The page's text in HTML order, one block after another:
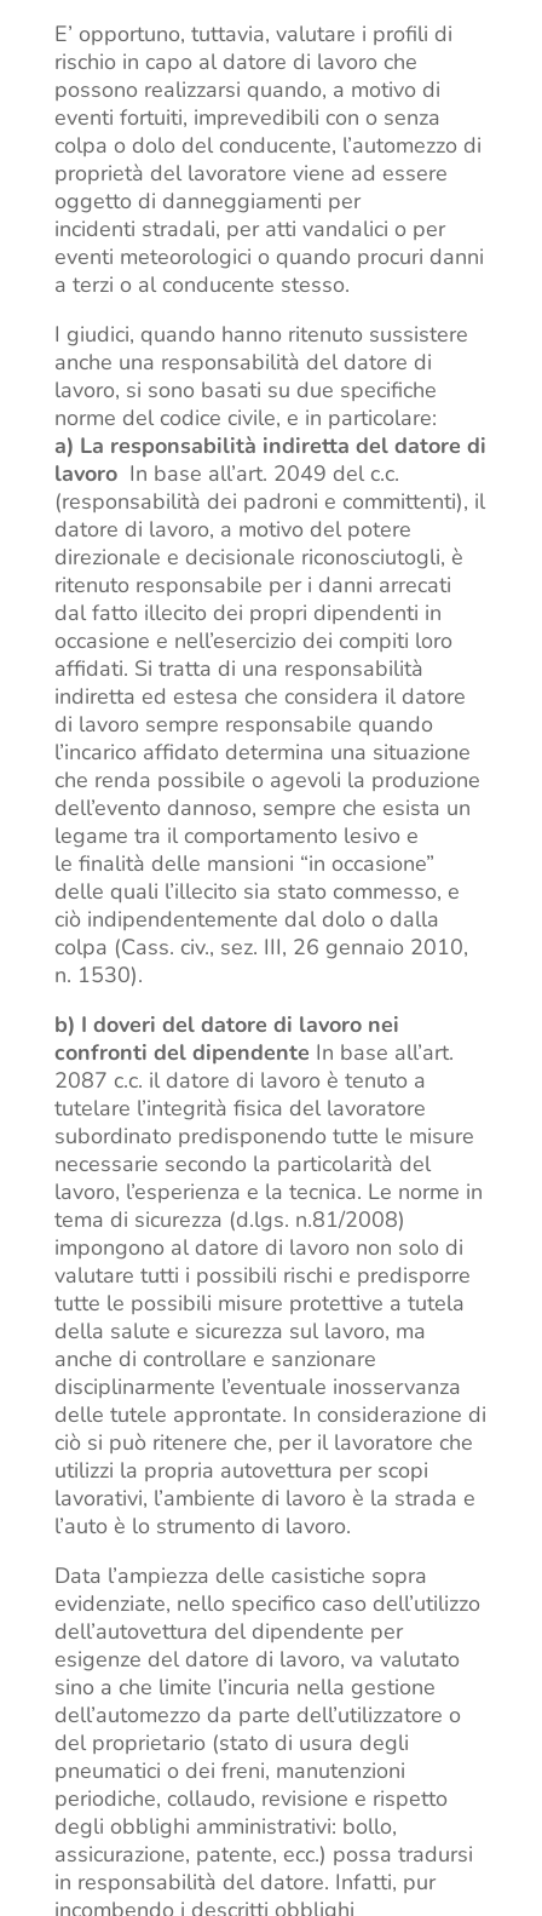
E’ opportuno, tuttavia, valutare i profili di
rischio in capo al datore di lavoro che
possono realizzarsi quando, a motivo di
eventi fortuiti, imprevedibili con o senza
colpa o dolo del conducente, l’automezzo di
proprietà del lavoratore viene ad essere
oggetto di danneggiamenti per
incidenti stradali, per atti vandalici o per
eventi meteorologici o quando procuri danni
a terzi o al conducente stesso.
I giudici, quando hanno ritenuto sussistere
anche una responsabilità del datore di
lavoro, si sono basati su due specifiche
norme del codice civile, e in particolare:
a) La responsabilità indiretta del datore di
lavoroIn base all’art. 2049 del c.c.
(responsabilità dei padroni e committenti), il
datore di lavoro, a motivo del potere
direzionale e decisionale riconosciutogli, è
ritenuto responsabile per i danni arrecati
dal fatto illecito dei propri dipendenti in
occasione e nell’esercizio dei compiti loro
affidati. Si tratta di una responsabilità
indiretta ed estesa che considera il datore
di lavoro sempre responsabile quando
l’incarico affidato determina una situazione
che renda possibile o agevoli la produzione
dell’evento dannoso, sempre che esista un
legame tra il comportamento lesivo e
le finalità delle mansioni “in occasione”
delle quali l’illecito sia stato commesso, e
ciò indipendentemente dal dolo o dalla
colpa (Cass. civ., sez. III, 26 gennaio 2010,
n. 1530).
b) I doveri del datore di lavoro nei
confronti del dipendente In base all’art.
2087 c.c. il datore di lavoro è tenuto a
tutelare l’integrità fisica del lavoratore
subordinato predisponendo tutte le misure
necessarie secondo la particolarità del
lavoro, l’esperienza e la tecnica. Le norme in
tema di sicurezza (d.lgs. n.81/2008)
impongono al datore di lavoro non solo di
valutare tutti i possibili rischi e predisporre
tutte le possibili misure protettive a tutela
della salute e sicurezza sul lavoro, ma
anche di controllare e sanzionare
disciplinarmente l’eventuale inosservanza
delle tutele approntate. In considerazione di
ciò si può ritenere che, per il lavoratore che
utilizzi la propria autovettura per scopi
lavorativi, l’ambiente di lavoro è la strada e
l’auto è lo strumento di lavoro.
Data l’ampiezza delle casistiche sopra
evidenziate, nello specifico caso dell’utilizzo
dell’autovettura del dipendente per
esigenze del datore di lavoro, va valutato
sino a che limite l’incuria nella gestione
dell’automezzo da parte dell’utilizzatore o
del proprietario (stato di usura degli
pneumatici o dei freni, manutenzioni
periodiche, collaudo, revisione e rispetto
degli obblighi amministrativi: bollo,
assicurazione, patente, ecc.) possa tradursi
in responsabilità del datore. Infatti, pur
incombendo i descritti obblighi